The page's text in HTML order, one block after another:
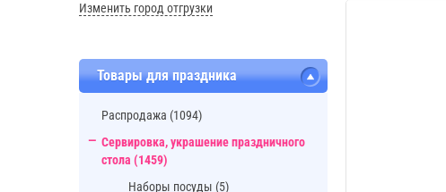
Изменить город отгрузки
Товары для праздника
Распродажа (1094)
Сервировка, украшение праздничного
стола (1459)
Наборы посуды (5)